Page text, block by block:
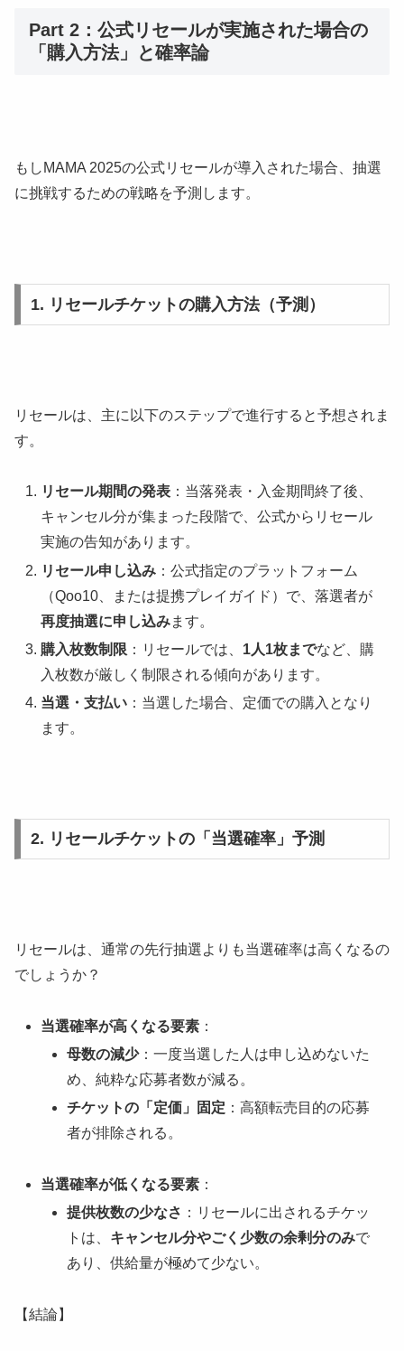
Part 2：公式リセールが実施された場合の
「購入方法」と確率論
もしMAMA 2025の公式リセールが導入された場合、抽選
に挑戦するための戦略を予測します。
1. リセールチケットの購入方法（予測）
リセールは、主に以下のステップで進行すると予想されま
す。
リセール期間の発表 ：当落発表・入金期間終了後、
キャンセル分が集まった段階で、公式からリセール
実施の告知があります。
リセール申し込み ：公式指定のプラットフォーム
（Qoo10、または提携プレイガイド）で、落選者が
再度抽選に申し込みます。
購入枚数制限 ：リセールでは、 1人1枚までなど、購
入枚数が厳しく制限される傾向があります。
当選・支払い ：当選した場合、定価での購入となり
ます。
2. リセールチケットの「当選確率」予測
リセールは、通常の先行抽選よりも当選確率は高くなるの
でしょうか？
当選確率が高くなる要素 ：
母数の減少：一度当選した人は申し込めないた
め、純粋な応募者数が減る。
チケットの「定価」固定 ：高額転売目的の応募
者が排除される。
当選確率が低くなる要素 ：
提供枚数の少なさ ：リセールに出されるチケッ
トは、 キャンセル分やごく少数の余剰分のみで
あり、供給量が極めて少ない。
【結論】